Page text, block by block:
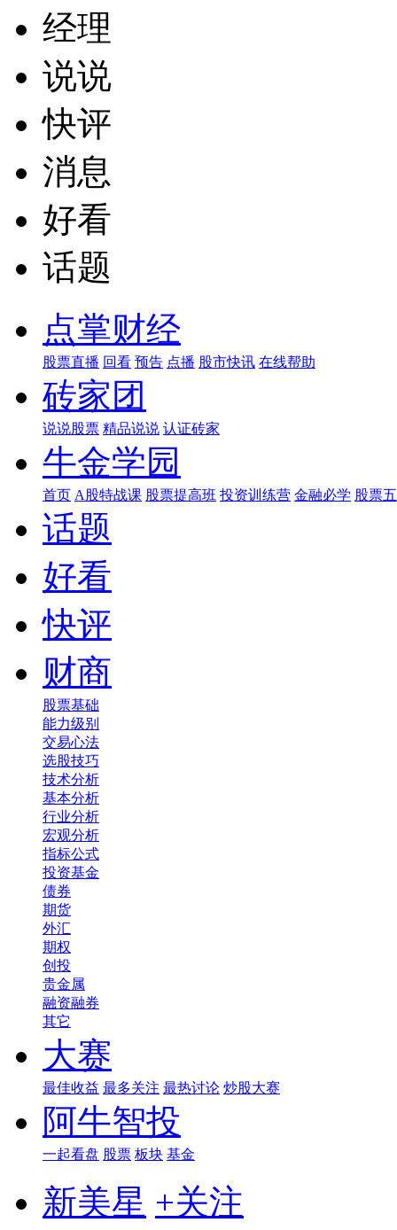
经理
说说
快评
消息
好看
话题
点掌财经
股票直播 回看 预告 点播 股市快讯 在线帮助
砖家团
说说股票 精品说说 认证砖家
牛金学园
首页 A股特战课 股票提高班 投资训练营 金融必学 股票
话题
好看
快评
财商
股票基础
能力级别
交易心法
选股技巧
技术分析
基本分析
行业分析
宏观分析
指标公式
投资基金
债券
期货
外汇
期权
创投
贵金属
融资融券
其它
大赛
最佳收益 最多关注 最热讨论 炒股大赛
阿牛智投
一起看盘 股票 板块 基金
新美星 +关注